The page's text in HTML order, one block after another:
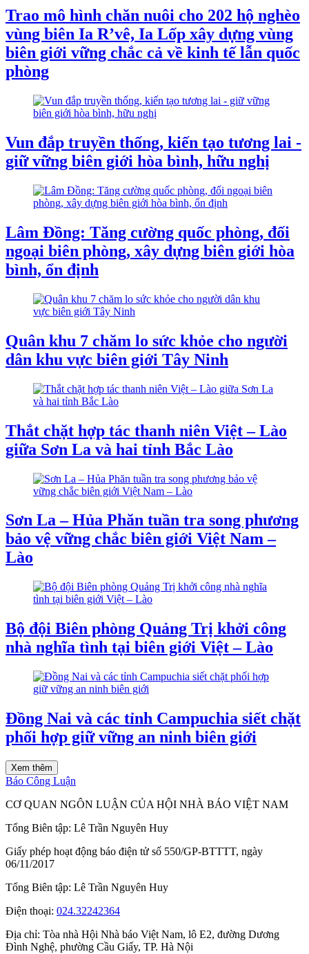
Trao mô hình chăn nuôi cho 202 hộ nghèo
vùng biên Ia R’vê, Ia Lốp xây dựng vùng
biên giới vững chắc cả về kinh tế lẫn quốc
phòng
Vun đắp truyền thống, kiến tạo tương lai -
giữ vững biên giới hòa bình, hữu nghị
Lâm Đồng: Tăng cường quốc phòng, đối
ngoại biên phòng, xây dựng biên giới hòa
bình, ổn định
Quân khu 7 chăm lo sức khỏe cho người
dân khu vực biên giới Tây Ninh
Thắt chặt hợp tác thanh niên Việt – Lào
giữa Sơn La và hai tỉnh Bắc Lào
Sơn La – Hủa Phăn tuần tra song phương
bảo vệ vững chắc biên giới Việt Nam –
Lào
Bộ đội Biên phòng Quảng Trị khởi công
nhà nghĩa tình tại biên giới Việt – Lào
Đồng Nai và các tỉnh Campuchia siết chặt
phối hợp giữ vững an ninh biên giới
Xem thêm
Báo Công Luận
CƠ QUAN NGÔN LUẬN CỦA HỘI NHÀ BÁO VIỆT NAM
Tổng Biên tập: Lê Trần Nguyên Huy
Giấy phép hoạt động báo điện tử số 550/GP-BTTTT, ngày
06/11/2017
Tổng Biên tập: Lê Trần Nguyên Huy
Điện thoại: 024.32242364
Địa chỉ: Tòa nhà Hội Nhà báo Việt Nam, lô E2, đường Dương
Đình Nghệ, phường Cầu Giấy, TP. Hà Nội